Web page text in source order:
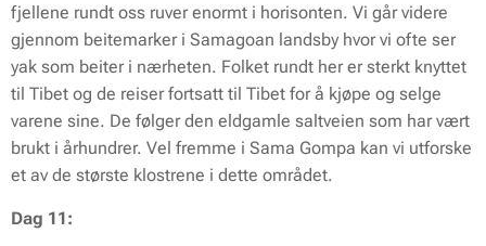
fjellene rundt oss ruver enormt i horisonten. Vi går videre
gjennom beitemarker i Samagoan landsby hvor vi ofte ser
yak som beiter i nærheten. Folket rundt her er sterkt knyttet
til Tibet og de reiser fortsatt til Tibet for å kjøpe og selge
varene sine. De følger den eldgamle saltveien som har vært
brukt i århundrer. Vel fremme i Sama Gompa kan vi utforske
et av de største klostrene i dette området.
Dag 11: